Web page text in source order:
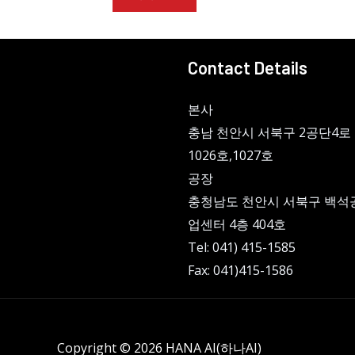
Contact Details
본사
충남 천안시 서북구 2공단4
1026호,1027호
공장
충청남도 천안시 서북구 백
업센터 4층 404호
Tel: 041) 415-1585
Fax: 041)415-1586
Copyright © 2026 HANA AI(하나AI)